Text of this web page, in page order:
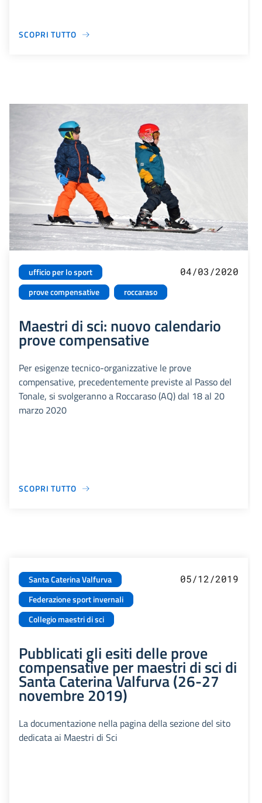
SCOPRI TUTTO
ufficio per lo sport
prove compensative
roccaraso
04/03/2020
Maestri di sci: nuovo calendario
prove compensative
Per esigenze tecnico-organizzative le prove
compensative, precedentemente previste al Passo del
Tonale, si svolgeranno a Roccaraso (AQ) dal 18 al 20
marzo 2020
SCOPRI TUTTO
Santa Caterina Valfurva
Federazione sport invernali
Collegio maestri di sci
05/12/2019
Pubblicati gli esiti delle prove
compensative per maestri di sci di
Santa Caterina Valfurva (26-27
novembre 2019)
La documentazione nella pagina della sezione del sito
dedicata ai Maestri di Sci